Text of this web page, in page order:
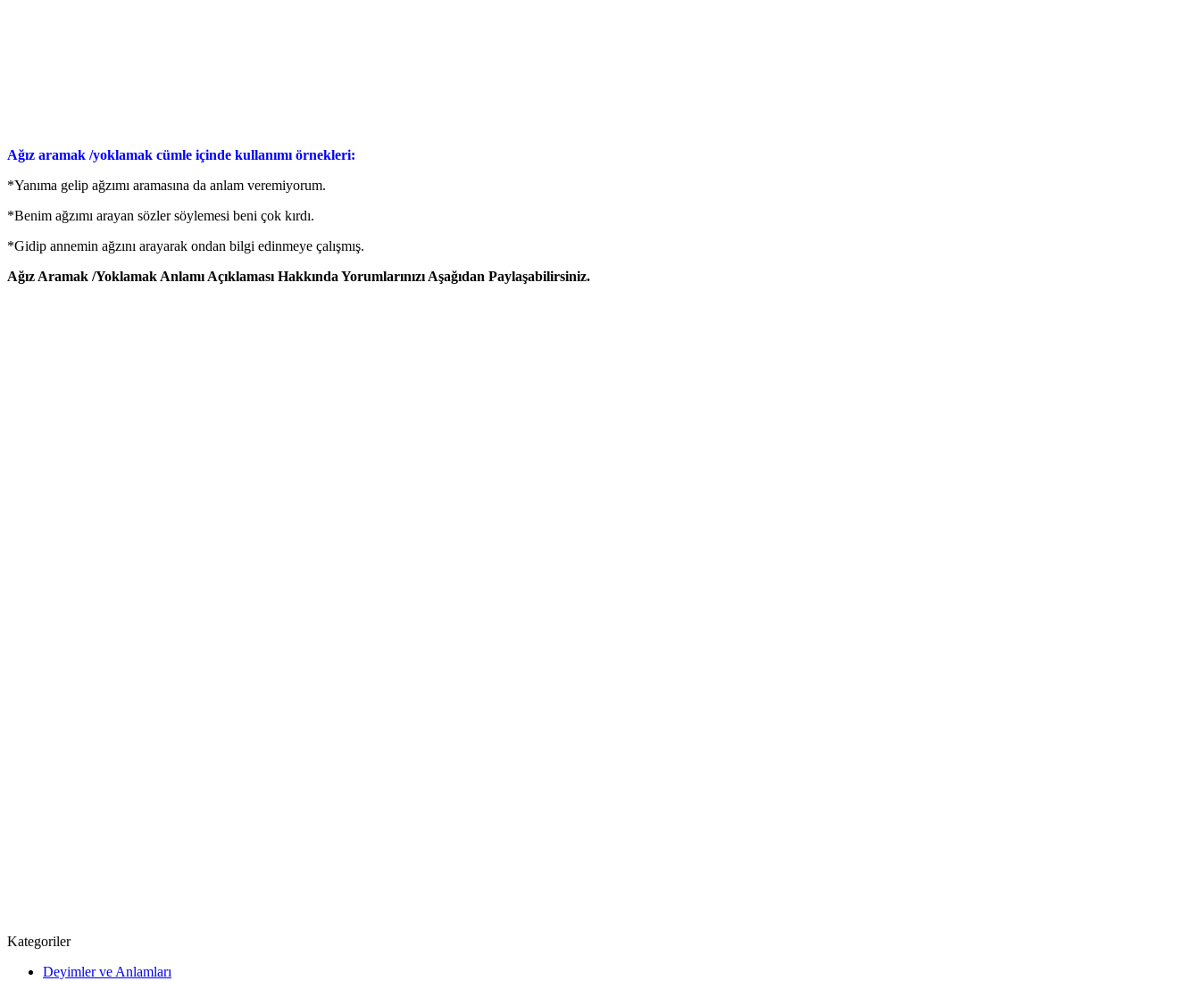
Ağız aramak /yoklamak cümle içinde kullanımı örnekleri:
*Yanıma gelip ağzımı aramasına da anlam veremiyorum.
*Benim ağzımı arayan sözler söylemesi beni çok kırdı.
*Gidip annemin ağzını arayarak ondan bilgi edinmeye çalışmış.
Ağız Aramak /Yoklamak Anlamı Açıklaması Hakkında Yorumlarınızı Aşağıdan Paylaşabilirsiniz.
Kategoriler
Deyimler ve Anlamları